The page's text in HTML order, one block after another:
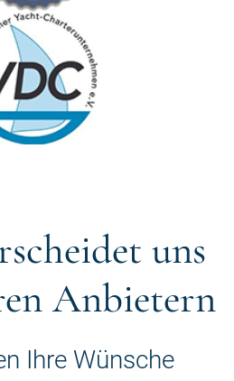
uns
Anbietern
Ihre Wünsche